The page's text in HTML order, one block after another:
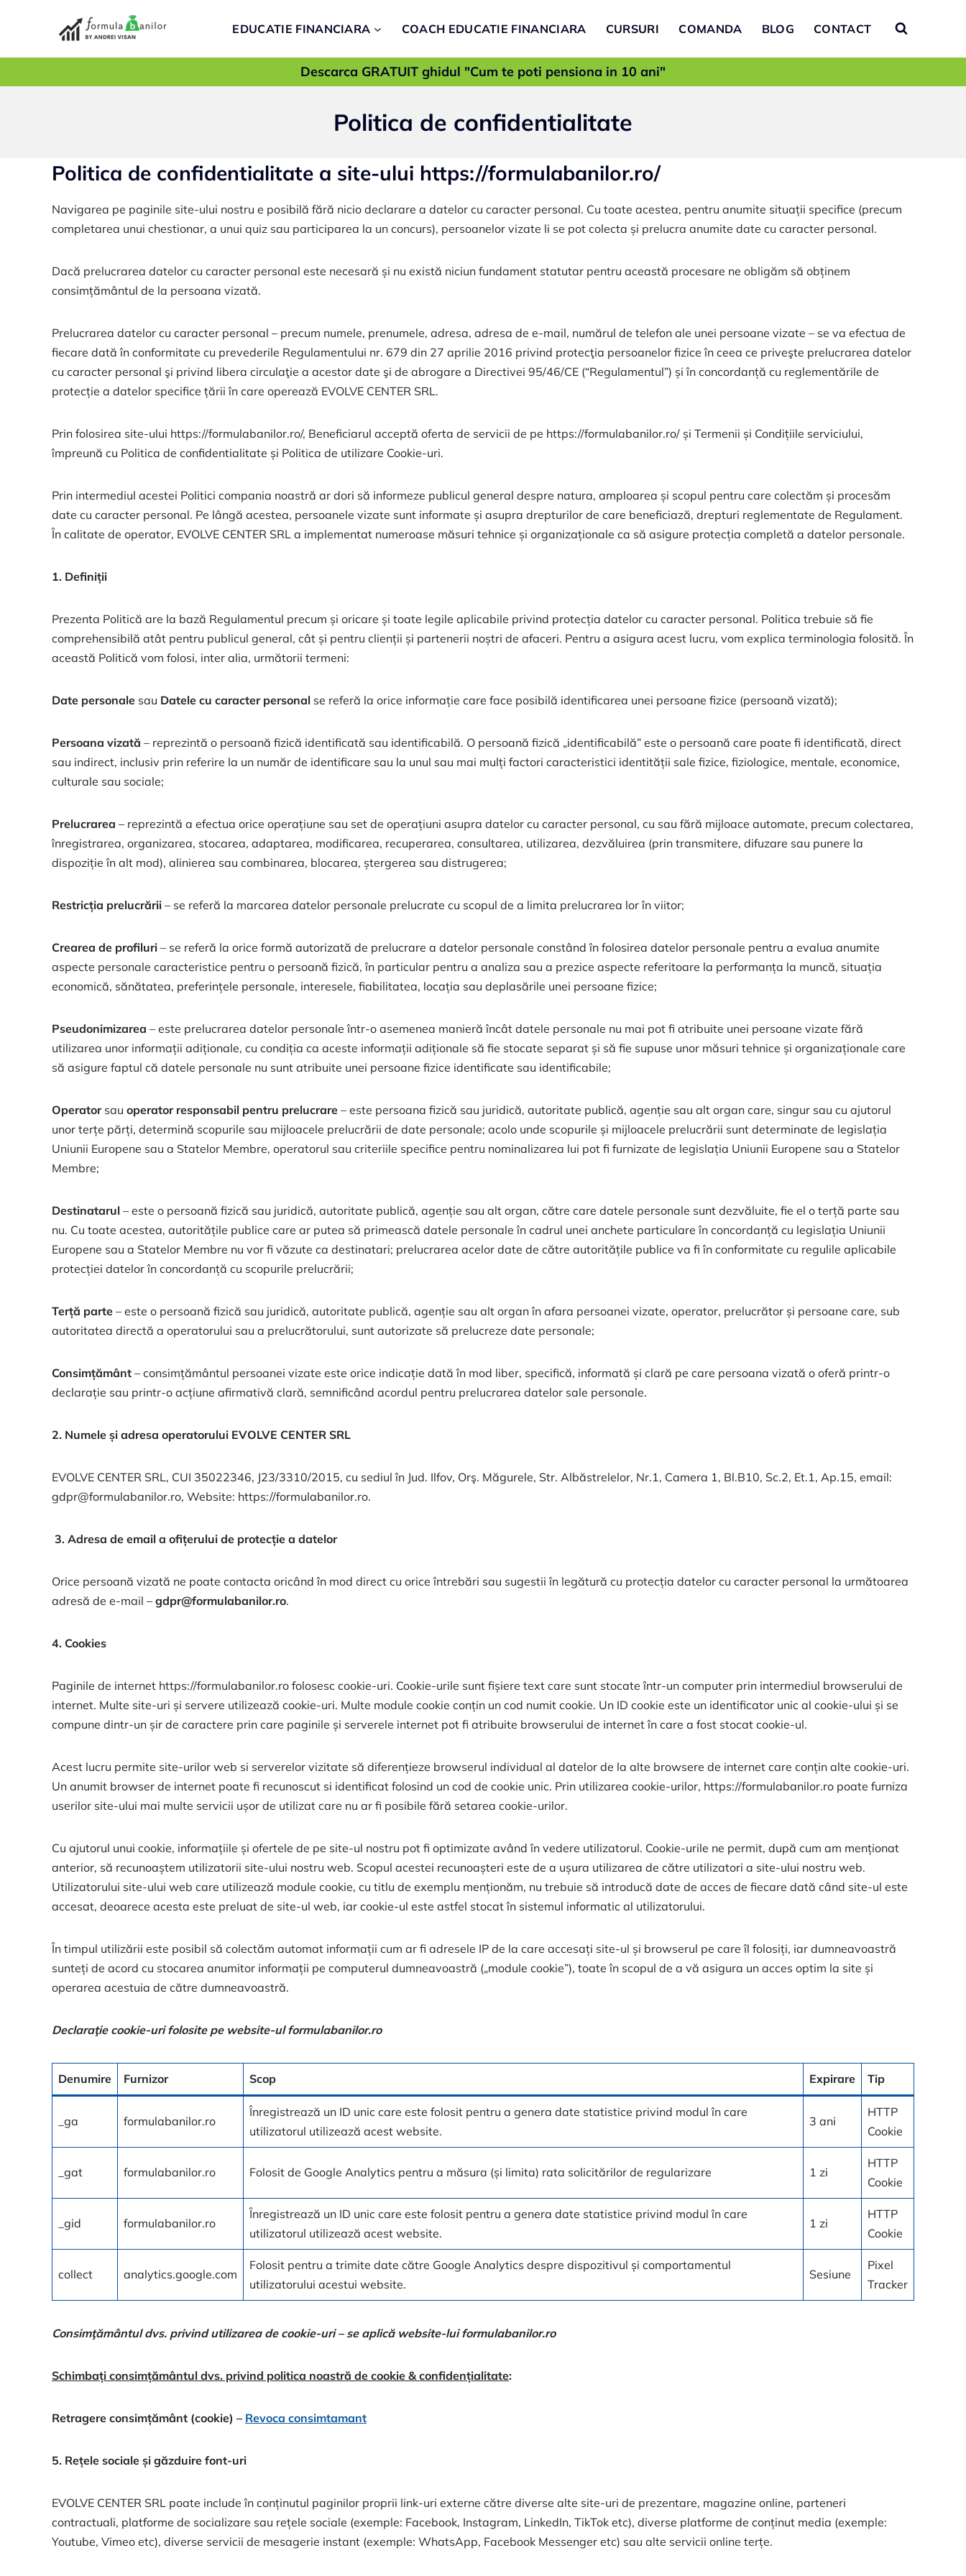
EDUCATIE FINANCIARA COACH EDUCATIE FINANCIARA CURSURI COMANDA BLOG CONTACT
Descarca GRATUIT ghidul "Cum te poti pensiona in 10 ani"
Politica de confidentialitate
Politica de confidentialitate a site-ului https://formulabanilor.ro/
Navigarea pe paginile site-ului nostru e posibilă fără nicio declarare a datelor cu caracter personal. Cu toate acestea, pentru anumite situații specifice (precum
completarea unui chestionar, a unui quiz sau participarea la un concurs), persoanelor vizate li se pot colecta și prelucra anumite date cu caracter personal.
Dacă prelucrarea datelor cu caracter personal este necesară și nu există niciun fundament statutar pentru această procesare ne obligăm să obținem
consimțământul de la persoana vizată.
Prelucrarea datelor cu caracter personal – precum numele, prenumele, adresa, adresa de e-mail, numărul de telefon ale unei persoane vizate – se va efectua de
fiecare dată în conformitate cu prevederile Regulamentului nr. 679 din 27 aprilie 2016 privind protecţia persoanelor fizice în ceea ce priveşte prelucrarea datelor
cu caracter personal şi privind libera circulaţie a acestor date şi de abrogare a Directivei 95/46/CE (“Regulamentul”) și în concordanță cu reglementările de
protecție a datelor specifice țării în care operează EVOLVE CENTER SRL.
Prin folosirea site-ului https://formulabanilor.ro/, Beneficiarul acceptă oferta de servicii de pe https://formulabanilor.ro/ și Termenii și Condițiile serviciului,
împreună cu Politica de confidentialitate și Politica de utilizare Cookie-uri.
Prin intermediul acestei Politici compania noastră ar dori să informeze publicul general despre natura, amploarea și scopul pentru care colectăm și procesăm
date cu caracter personal. Pe lângă acestea, persoanele vizate sunt informate și asupra drepturilor de care beneficiază, drepturi reglementate de Regulament.
În calitate de operator, EVOLVE CENTER SRL a implementat numeroase măsuri tehnice și organizaționale ca să asigure protecția completă a datelor personale.
1. Definiții
Prezenta Politică are la bază Regulamentul precum și oricare și toate legile aplicabile privind protecția datelor cu caracter personal. Politica trebuie să fie
comprehensibilă atât pentru publicul general, cât și pentru clienții și partenerii noștri de afaceri. Pentru a asigura acest lucru, vom explica terminologia folosită. În
această Politică vom folosi, inter alia, următorii termeni:
Date personale sau Datele cu caracter personal se referă la orice informație care face posibilă identificarea unei persoane fizice (persoană vizată);
Persoana vizată – reprezintă o persoană fizică identificată sau identificabilă. O persoană fizică „identificabilă” este o persoană care poate fi identificată, direct
sau indirect, inclusiv prin referire la un număr de identificare sau la unul sau mai mulți factori caracteristici identității sale fizice, fiziologice, mentale, economice,
culturale sau sociale;
Prelucrarea – reprezintă a efectua orice operațiune sau set de operațiuni asupra datelor cu caracter personal, cu sau fără mijloace automate, precum colectarea,
înregistrarea, organizarea, stocarea, adaptarea, modificarea, recuperarea, consultarea, utilizarea, dezvăluirea (prin transmitere, difuzare sau punere la
dispoziție în alt mod), alinierea sau combinarea, blocarea, ștergerea sau distrugerea;
Restricția prelucrării – se referă la marcarea datelor personale prelucrate cu scopul de a limita prelucrarea lor în viitor;
Crearea de profiluri – se referă la orice formă autorizată de prelucrare a datelor personale constând în folosirea datelor personale pentru a evalua anumite
aspecte personale caracteristice pentru o persoană fizică, în particular pentru a analiza sau a prezice aspecte referitoare la performanța la muncă, situația
economică, sănătatea, preferințele personale, interesele, fiabilitatea, locația sau deplasările unei persoane fizice;
Pseudonimizarea – este prelucrarea datelor personale într-o asemenea manieră încât datele personale nu mai pot fi atribuite unei persoane vizate fără
utilizarea unor informații adiționale, cu condiția ca aceste informații adiționale să fie stocate separat și să fie supuse unor măsuri tehnice și organizaționale care
să asigure faptul că datele personale nu sunt atribuite unei persoane fizice identificate sau identificabile;
Operatorsau operator responsabil pentru prelucrare – este persoana fizică sau juridică, autoritate publică, agenție sau alt organ care, singur sau cu ajutorul
unor terțe părți, determină scopurile sau mijloacele prelucrării de date personale; acolo unde scopurile și mijloacele prelucrării sunt determinate de legislația
Uniunii Europene sau a Statelor Membre, operatorul sau criteriile specifice pentru nominalizarea lui pot fi furnizate de legislația Uniunii Europene sau a Statelor
Membre;
Destinatarul – este o persoană fizică sau juridică, autoritate publică, agenție sau alt organ, către care datele personale sunt dezvăluite, fie el o terță parte sau
nu. Cu toate acestea, autoritățile publice care ar putea să primească datele personale în cadrul unei anchete particulare în concordanță cu legislația Uniunii
Europene sau a Statelor Membre nu vor fi văzute ca destinatari; prelucrarea acelor date de către autoritățile publice va fi în conformitate cu regulile aplicabile
protecției datelor în concordanță cu scopurile prelucrării;
Terță parte – este o persoană fizică sau juridică, autoritate publică, agenție sau alt organ în afara persoanei vizate, operator, prelucrător și persoane care, sub
autoritatea directă a operatorului sau a prelucrătorului, sunt autorizate să prelucreze date personale;
Consimțământ – consimțământul persoanei vizate este orice indicație dată în mod liber, specifică, informată și clară pe care persoana vizată o oferă printr-o
declarație sau printr-o acțiune afirmativă clară, semnificând acordul pentru prelucrarea datelor sale personale.
2. Numele și adresa operatorului EVOLVE CENTER SRL
EVOLVE CENTER SRL, CUI 35022346, J23/3310/2015, cu sediul în Jud. Ilfov, Orş. Măgurele, Str. Albăstrelelor, Nr.1, Camera 1, Bl.B10, Sc.2, Et.1, Ap.15, email:
gdpr@formulabanilor.ro, Website: https://formulabanilor.ro.
3. Adresa de email a ofițerului de protecție a datelor
Orice persoană vizată ne poate contacta oricând în mod direct cu orice întrebări sau sugestii în legătură cu protecția datelor cu caracter personal la următoarea
adresă de e-mail – gdpr@formulabanilor.ro.
4. Cookies
Paginile de internet https://formulabanilor.ro folosesc cookie-uri. Cookie-urile sunt fișiere text care sunt stocate într-un computer prin intermediul browserului de
internet. Multe site-uri și servere utilizează cookie-uri. Multe module cookie conțin un cod numit cookie. Un ID cookie este un identificator unic al cookie-ului și se
compune dintr-un șir de caractere prin care paginile și serverele internet pot fi atribuite browserului de internet în care a fost stocat cookie-ul.
Acest lucru permite site-urilor web si serverelor vizitate să diferențieze browserul individual al datelor de la alte browsere de internet care conțin alte cookie-uri.
Un anumit browser de internet poate fi recunoscut si identificat folosind un cod de cookie unic. Prin utilizarea cookie-urilor, https://formulabanilor.ro poate furniza
userilor site-ului mai multe servicii ușor de utilizat care nu ar fi posibile fără setarea cookie-urilor.
Cu ajutorul unui cookie, informațiile și ofertele de pe site-ul nostru pot fi optimizate având în vedere utilizatorul. Cookie-urile ne permit, după cum am menționat
anterior, să recunoaștem utilizatorii site-ului nostru web. Scopul acestei recunoașteri este de a ușura utilizarea de către utilizatori a site-ului nostru web.
Utilizatorului site-ului web care utilizează module cookie, cu titlu de exemplu menționăm, nu trebuie să introducă date de acces de fiecare dată când site-ul este
accesat, deoarece acesta este preluat de site-ul web, iar cookie-ul este astfel stocat în sistemul informatic al utilizatorului.
În timpul utilizării este posibil să colectăm automat informații cum ar fi adresele IP de la care accesați site-ul și browserul pe care îl folosiți, iar dumneavoastră
sunteți de acord cu stocarea anumitor informații pe computerul dumneavoastră („module cookie”), toate în scopul de a vă asigura un acces optim la site și
operarea acestuia de către dumneavoastră.
Declaraţie cookie-uri folosite pe website-ul formulabanilor.ro
Denumire Furnizor Scop Expirare Tip
_ga formulabanilor.ro
Înregistrează un ID unic care este folosit pentru a genera date statistice privind modul în care
utilizatorul utilizează acest website.
3 ani
HTTP
Cookie
_gat formulabanilor.ro Folosit de Google Analytics pentru a măsura (și limita) rata solicitărilor de regularizare 1 zi
HTTP
Cookie
_gid formulabanilor.ro
Înregistrează un ID unic care este folosit pentru a genera date statistice privind modul în care
utilizatorul utilizează acest website.
1 zi
HTTP
Cookie
collect analytics.google.com
Folosit pentru a trimite date către Google Analytics despre dispozitivul și comportamentul
utilizatorului acestui website.
Sesiune
Pixel
Tracker
Consimţământul dvs. privind utilizarea de cookie-uri – se aplică website-lui formulabanilor.ro
Schimbați consimțământul dvs. privind politica noastră de cookie & confidențialitate:
Retragere consimțământ (cookie) – Revoca consimtamant
5. Rețele sociale și găzduire font-uri
EVOLVE CENTER SRL poate include în conținutul paginilor proprii link-uri externe către diverse alte site-uri de prezentare, magazine online, parteneri
contractuali, platforme de socializare sau rețele sociale (exemple: Facebook, Instagram, LinkedIn, TikTok etc), diverse platforme de conținut media (exemple:
Youtube, Vimeo etc), diverse servicii de mesagerie instant (exemple: WhatsApp, Facebook Messenger etc) sau alte servicii online terțe.